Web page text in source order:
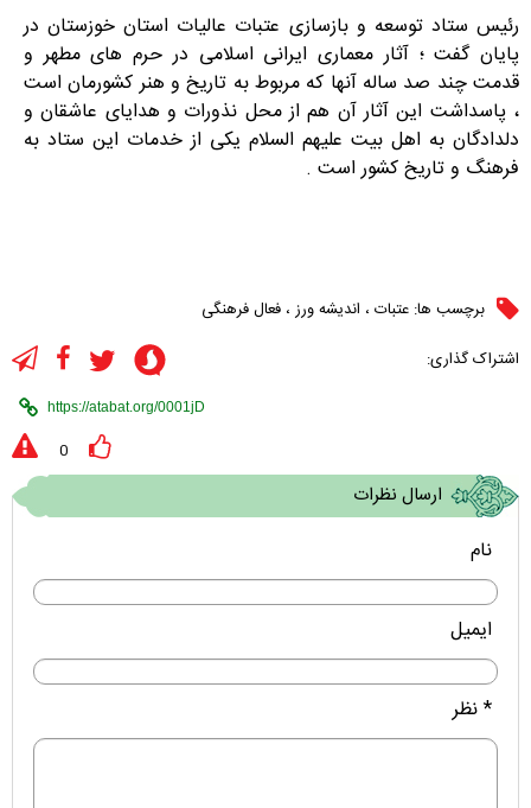
رئیس ستاد توسعه و بازسازی عتبات عالیات استان خوزستان در
پایان گفت ؛ آثار معماری ایرانی اسلامی در حرم های مطهر و
قدمت چند صد ساله آنها که مربوط به تاریخ و هنر کشورمان است
، پاسداشت این آثار آن هم از محل نذورات و هدایای عاشقان و
دلدادگان به اهل بیت علیهم السلام یکی از خدمات این ستاد به
فرهنگ و تاریخ کشور است .
برچسب ها: عتبات ، اندیشه ورز ، فعال فرهنگی
اشتراک گذاری:
0
ارسال نظرات
نام
ایمیل
* نظر